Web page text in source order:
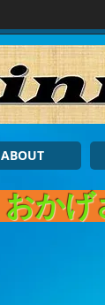
おかげ
ABOUT